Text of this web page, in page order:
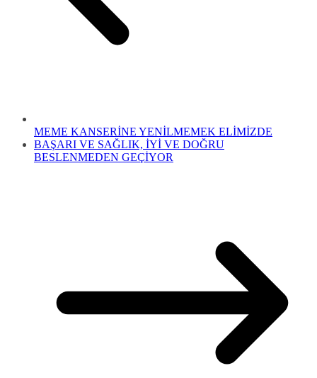
MEME KANSERİNE YENİLMEMEK ELİMİZDE
BAŞARI VE SAĞLIK, İYİ VE DOĞRU
BESLENMEDEN GEÇİYOR